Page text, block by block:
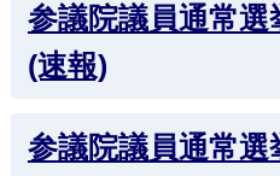
参議院議員通常
(速報)
参議院議員通常